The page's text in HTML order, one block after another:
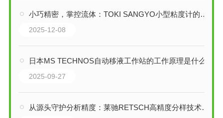
小巧精密，掌控流体：TOKI SANGYO小型粘度计的技术革新与行业赋能
2025-12-08
日本MS TECHNOS自动移液工作站的工作原理是什么
2025-09-27
从源头守护分析精度：莱驰RETSCH高精度分样技术深度解析